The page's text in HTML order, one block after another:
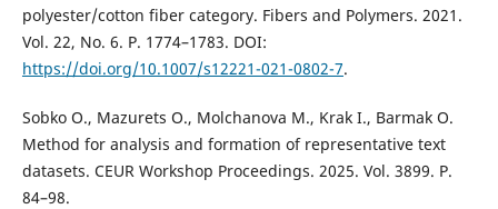
polyester/cotton fiber category. Fibers and Polymers. 2021.
Vol. 22, No. 6. P. 1774–1783. DOI:
https://doi.org/10.1007/s12221-021-0802-7.
Sobko O., Mazurets O., Molchanova M., Krak I., Barmak O.
Method for analysis and formation of representative text
datasets. CEUR Workshop Proceedings. 2025. Vol. 3899. P.
84–98.